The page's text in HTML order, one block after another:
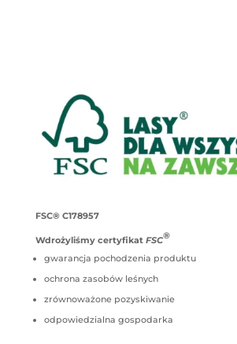
FSC® C178957
Wdrożyliśmy certyfikat FSC®
gwarancja pochodzenia produktu
ochrona zasobów leśnych
zrównoważone pozyskiwanie
odpowiedzialna gospodarka